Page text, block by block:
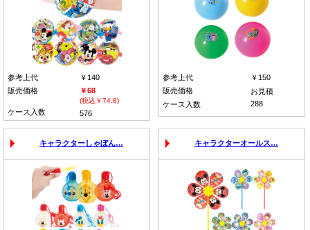
参考上代
￥140
販売価格
￥68
(税込￥74.8)
ケース入数 576
参考上代
￥150
販売価格
お見積
ケース入数
288
キャラクターしゃぼん… キャラクターオールス…